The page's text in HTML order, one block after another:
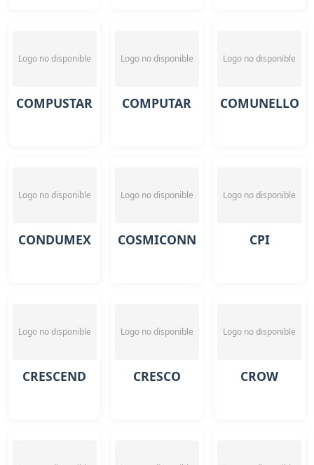
Logo no disponible
COMPUSTAR
Logo no disponible
COMPUTAR
Logo no disponible
COMUNELLO
Logo no disponible
CONDUMEX
Logo no disponible
COSMICONN
Logo no disponible
CPI
Logo no disponible
CRESCEND
Logo no disponible
CRESCO
Logo no disponible
CROW